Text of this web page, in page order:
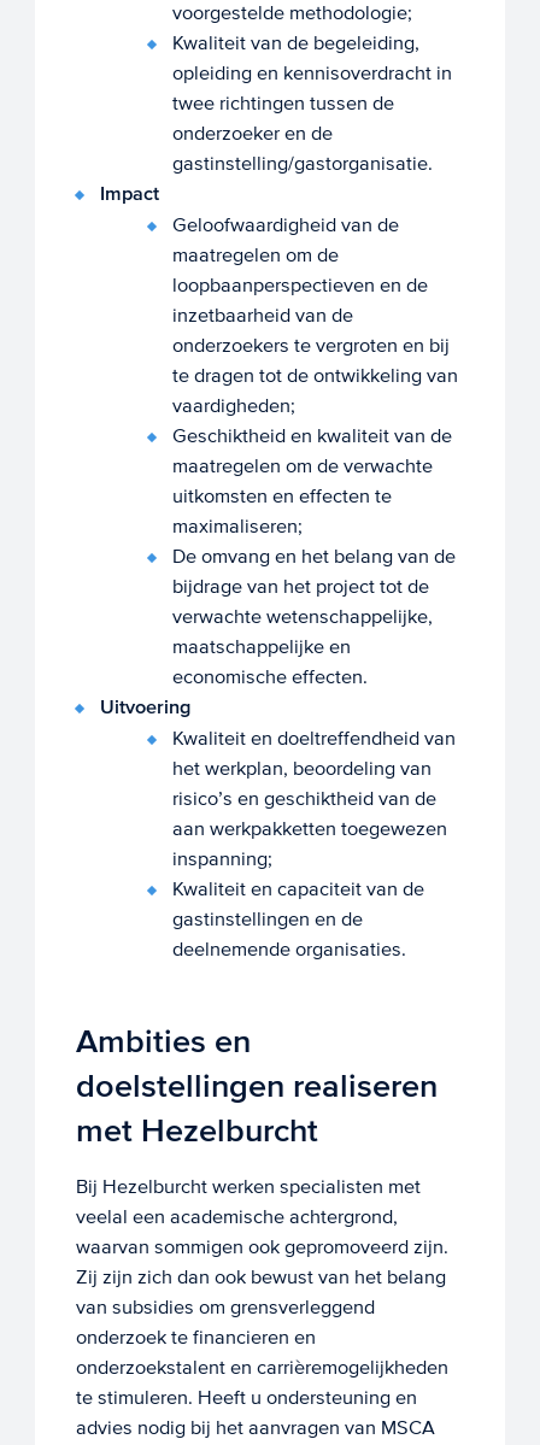
voorgestelde methodologie;
Kwaliteit van de begeleiding,
opleiding en kennisoverdracht in
twee richtingen tussen de
onderzoeker en de
gastinstelling/gastorganisatie.
Impact
Geloofwaardigheid van de
maatregelen om de
loopbaanperspectieven en de
inzetbaarheid van de
onderzoekers te vergroten en bij
te dragen tot de ontwikkeling van
vaardigheden;
Geschiktheid en kwaliteit van de
maatregelen om de verwachte
uitkomsten en effecten te
maximaliseren;
De omvang en het belang van de
bijdrage van het project tot de
verwachte wetenschappelijke,
maatschappelijke en
economische effecten.
Uitvoering
Kwaliteit en doeltreffendheid van
het werkplan, beoordeling van
risico’s en geschiktheid van de
aan werkpakketten toegewezen
inspanning;
Kwaliteit en capaciteit van de
gastinstellingen en de
deelnemende organisaties.
Ambities en
doelstellingen realiseren
met Hezelburcht
Bij Hezelburcht werken specialisten met
veelal een academische achtergrond,
waarvan sommigen ook gepromoveerd zijn.
Zij zijn zich dan ook bewust van het belang
van subsidies om grensverleggend
onderzoek te financieren en
onderzoekstalent en carrièremogelijkheden
te stimuleren. Heeft u ondersteuning en
advies nodig bij het aanvragen van MSCA